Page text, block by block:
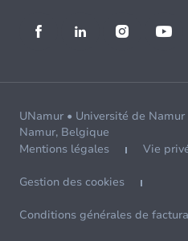
UNamur • Université de
Namur, Belgique
Mentions légales
Vie
Gestion des cookies
Conditions générales de